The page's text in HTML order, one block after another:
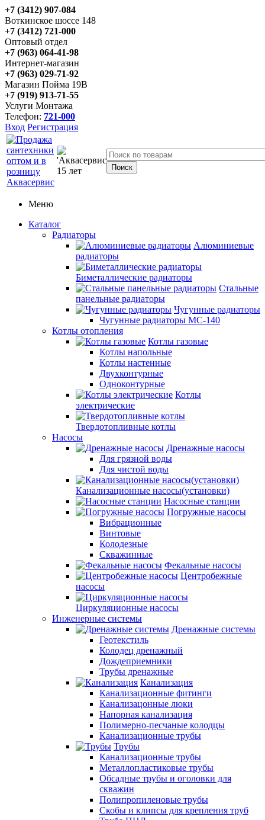
+7 (3412) 907-084
Воткинское шоссе 148
+7 (3412) 721-000
Оптовый отдел
+7 (963) 064-41-98
Интернет-магазин
+7 (963) 029-71-92
Магазин Пойма 19В
+7 (919) 913-71-55
Услуги Монтажа
Телефон: 721-000
Вход Регистрация
Меню
Каталог
Радиаторы
Алюминиевые
радиаторы
Биметаллические радиаторы
Стальные
панельные радиаторы
Чугунные радиаторы
Чугунные радиаторы МС-140
Котлы отопления
Котлы газовые
Котлы напольные
Котлы настенные
Двухконтурные
Одноконтурные
Котлы
электрические
Твердотопливные котлы
Насосы
Дренажные насосы
Для грязной воды
Для чистой воды
Канализационные насосы(установки)
Насосные станции
Погружные насосы
Вибрационные
Винтовые
Колодезные
Скважинные
Фекальные насосы
Центробежные
насосы
Циркуляционные насосы
Инженерные системы
Дренажные системы
Геотекстиль
Колодец дренажный
Дождеприемники
Трубы дренажные
Канализация
Канализационные фитинги
Канализацонные люки
Напорная канализация
Полимерно-песчаные колодцы
Канализационные трубы
Трубы
Канализационные трубы
Металлопластиковые трубы
Обсадные трубы и оголовки для
скважин
Полипропиленовые трубы
Скобы и клипсы для крепления труб